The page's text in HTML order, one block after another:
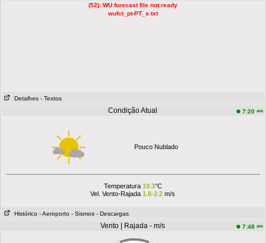
(52): WU forecast file not ready
wufct_pt-PT_s.txt
Detalhes - Textos
Condição Atual 7:20 am
Pouco Nublado
Temperatura 19.3°C
Vel. Vento-Rajada 1.8-2.2 m/s
Histórico - Aeroporto - Sismos - Descargas
Vento | Rajada - m/s 7:48 am